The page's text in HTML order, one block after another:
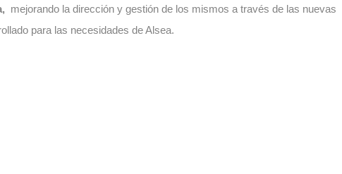
mejorando la dirección y gestión de los mismos a través de las nuevas
para las necesidades de Alsea.